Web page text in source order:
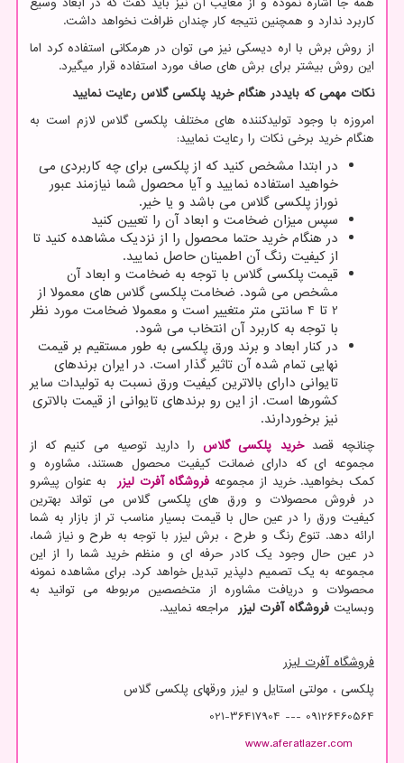
همه جا اشاره نموده و از معایب آن نیز باید گفت که در ابعاد وسیع
کاربرد ندارد و همچنین نتیجه کار چندان ظرافت نخواهد داشت.
از روش برش با اره دیسکی نیز می توان در هرمکانی استفاده کرد اما
این روش بیشتر برای برش های صاف مورد استفاده قرار میگیرد.
نکات مهمی که بایددر هنگام خرید پلکسی گلاس رعایت نمایید
امروزه با وجود تولیدکننده های مختلف پلکسی گلاس لازم است به
هنگام خرید برخی نکات را رعایت نمایید:
در ابتدا مشخص کنید که از پلکسی برای چه کاربردی می
خواهید استفاده نمایید و آیا محصول شما نیازمند عبور
نوراز پلکسی گلاس می باشد و یا خیر.
سپس میزان ضخامت و ابعاد آن را تعیین کنید
در هنگام خرید حتما محصول را از نزدیک مشاهده کنید تا
از کیفیت رنگ آن اطمینان حاصل نمایید.
قیمت پلکسی گلاس با توجه به ضخامت و ابعاد آن
مشخص می شود. ضخامت پلکسی گلاس های معمولا از
2 تا 4 سانتی متر متغییر است و معمولا ضخامت مورد نظر
با توجه به کاربرد آن انتخاب می شود.
در کنار ابعاد و برند ورق پلکسی به طور مستقیم بر قیمت
نهایی تمام شده آن تاثیر گذار است. در ایران برندهای
تایوانی دارای بالاترین کیفیت ورق نسبت به تولیدات سایر
کشورها است. از این رو برندهای تایوانی از قیمت بالاتری
نیز برخوردارند.
چنانچه قصدخرید پلکسی گلاسرا دارید توصیه می کنیم که از
مجموعه ای که دارای ضمانت کیفیت محصول هستند، مشاوره و
کمک بخواهید. خرید از مجموعه فروشگاه آفرت لیزر
به عنوان پیشرو
در فروش محصولات و ورق های پلکسی گلاس می تواند بهترین
کیفیت ورق را در عین حال با قیمت بسیار مناسب تر از بازار به شما
ارائه دهد. تنوع رنگ و طرح ، برش لیزر با توجه به طرح و نیاز شما،
در عین حال وجود یک کادر حرفه ای و منظم خرید شما را از این
مجموعه به یک تصمیم دلپذیر تبدیل خواهد کرد. برای مشاهده نمونه
محصولات و دریافت مشاوره از متخصصین مربوطه می توانید به
وبسایت فروشگاه آفرت لیزر مراجعه نمایید.
فروشگاه آفرت لیزر
پلکسی ، مولتی استایل و لیزر ورقهای پلکسی گلاس
021-36417904 --- 09126460564
www.aferatlazer.com